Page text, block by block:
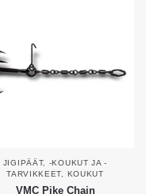
JIGIPÄÄT, -KOUKUT JA -
TARVIKKEET
KOUKUT
VMC Pike Chain